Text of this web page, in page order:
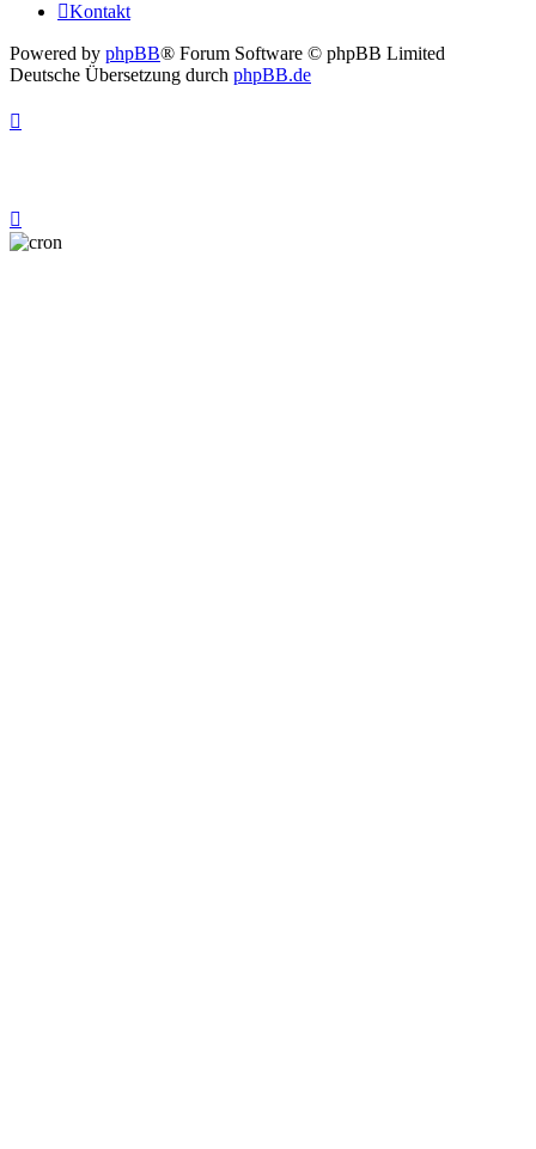
Kontakt
Powered by phpBB® Forum Software © phpBB Limited
Deutsche Übersetzung durch phpBB.de